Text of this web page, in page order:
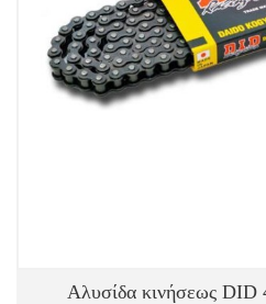
Αλυσίδα κινήσεως